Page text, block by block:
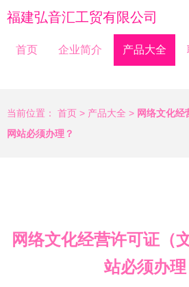
福建弘音汇工贸有限公司
首页 企业简介 产品大全
当前位置： 首页 > 产品大全 > 网络文化
网站必须办理？
网络文化经营许可证（
站必须办理